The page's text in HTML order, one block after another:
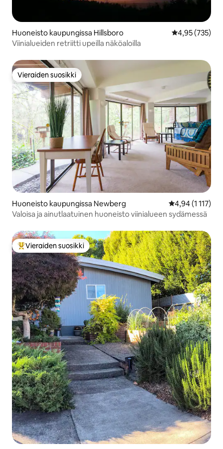
Huoneisto kaupungissa Hillsboro
4,95 (735)
Viinialueiden retriitti upeilla näköaloilla
Vieraiden suosikki
Vieraiden suosikki
Huoneisto kaupungissa Newberg
4,94 (1 117)
Valoisa ja ainutlaatuinen huoneisto viinialueen sydämessä
Vieraiden suosikkien parhaimmistoa
Vieraiden suosikki